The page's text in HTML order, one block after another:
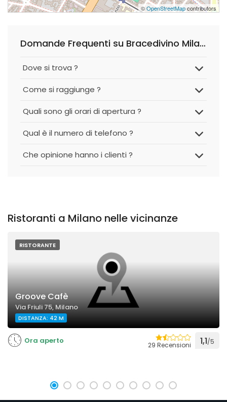
©OpenStreetMapcontributors
Domande Frequenti su Bracedivino Milano
Dove si trova ?
Come si raggiunge ?
Quali sono gli orari di apertura ?
Qual è il numero di telefono ?
Che opinione hanno i clienti ?
Ristoranti a Milano nelle vicinanze
RISTORANTE
Groove Cafè
Via Friuli 75, Milano
DISTANZA: 42 M
Ora aperto 29 Recensioni 1,1/5